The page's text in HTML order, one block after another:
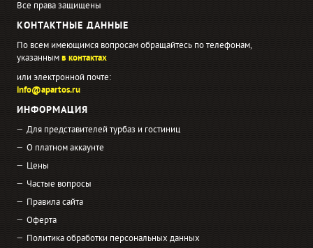
Все права защищены
КОНТАКТНЫЕ ДАННЫЕ
По всем имеющимся вопросам обращайтесь по телефонам,
указаннымв контактах
или электронной почте:
info@apartos.ru
ИНФОРМАЦИЯ
Для представителей турбаз и гостиниц
О платном аккаунте
Цены
Частые вопросы
Правила сайта
Оферта
Политика обработки персональных данных